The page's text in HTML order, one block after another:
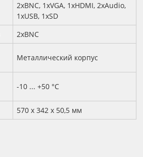
2xBNC, 1xVGA, 1xHDMI, 2xAudio,
1xUSB, 1xSD
2xBNC
Металлический корпус
-10 ... +50 °С
570 х 342 х 50,5 мм